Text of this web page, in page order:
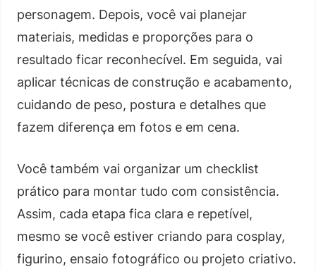
personagem. Depois, você vai planejar
materiais, medidas e proporções para o
resultado ficar reconhecível. Em seguida, vai
aplicar técnicas de construção e acabamento,
cuidando de peso, postura e detalhes que
fazem diferença em fotos e em cena.
Você também vai organizar um checklist
prático para montar tudo com consistência.
Assim, cada etapa fica clara e repetível,
mesmo se você estiver criando para cosplay,
figurino, ensaio fotográfico ou projeto criativo.